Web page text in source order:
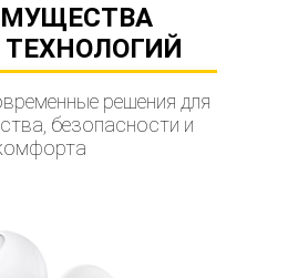
решения для
безопасности и